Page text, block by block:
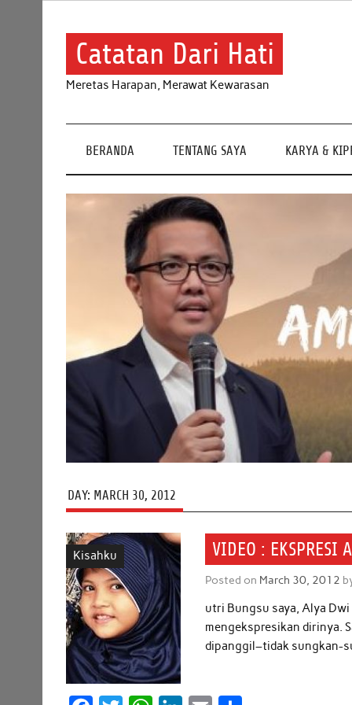
Catatan Dari Hati
Meretas Harapan, Merawat Kewarasan
BERANDA TENTANG SAYA KARYA &
DAY: MARCH 30, 2012
Kisahku VIDEO : EKSPRESI
Posted on March 30, 2012
utri Bungsu saya, Alya
mengekspresikan dirinya.
dipanggil–tidak sungkan-